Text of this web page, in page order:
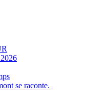
se raconte.